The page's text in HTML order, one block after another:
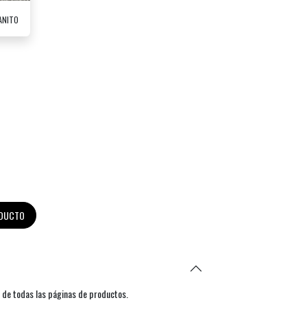
todas las páginas de productos.